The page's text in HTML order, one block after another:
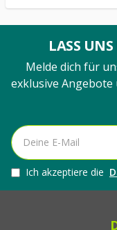
LASS
Melde dich für
exklusive Angebote
Ich akzeptiere die